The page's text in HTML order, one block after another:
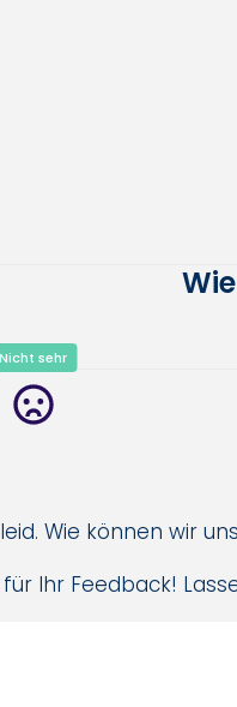
Nicht sehr
Wie können wir
Ihr Feedback!